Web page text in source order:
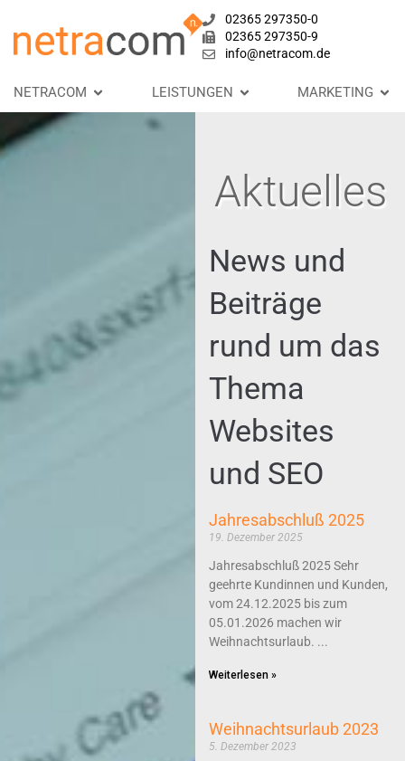
02365 297350-0
02365 297350-9
info@netracom.de
NETRACOM LEISTUNGEN MARKETING
Aktuelles
News und
Beiträge
rund um das
Thema
Websites
und SEO
Jahresabschluß 2025
19. Dezember 2025
Jahresabschluß 2025 Sehr
geehrte Kundinnen und Kunden,
vom 24.12.2025 bis zum
05.01.2026 machen wir
Weihnachtsurlaub.
Weiterlesen »
Weihnachtsurlaub 2023
5. Dezember 2023